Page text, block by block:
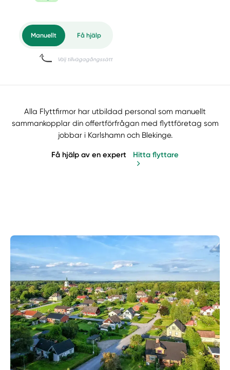
Manuellt Få hjälp
Välj tillvägagångssätt
Alla Flyttfirmor har utbildad personal som manuellt
sammankopplar din offertförfrågan med flyttföretag som
jobbar i Karlshamn och Blekinge.
Få hjälp av en expert Hitta flyttare